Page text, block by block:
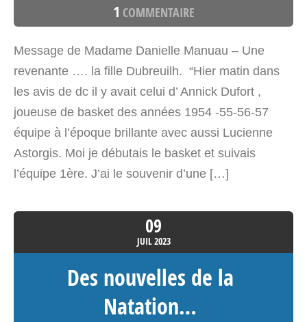
1 COMMENTAIRE
Message de Madame Danielle Manuau – Une
revenante …. la fille Dubreuilh. “Hier matin dans
les avis de dc il y avait celui d’ Annick Dufort ,
joueuse de basket des années 1954 -55-56-57
équipe à l’époque brillante avec aussi Lucienne
Astorgis. Moi je débutais le basket et suivais
l’équipe 1ère. J’ai le souvenir d’une […]
09
JUIL2023
Des nouvelles de la
Natation…